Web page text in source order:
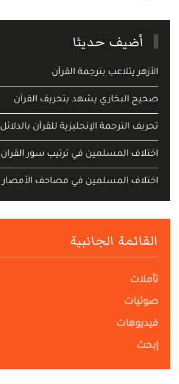
أضيف حديثا
الأزهر يتلاعب بترجمة القرآن
صحيح البخاري يشهد يتحريف القرآن
تحريف الترجمة الإنجليزية للقرآن بالدلائل
اختلاف المسلمين في ترتيب سور القران
اختلاف المسلمين في مصاحف الأمصار
القائمة الجانبية
تأملات
صوتيات
فيديوهات
إبحث